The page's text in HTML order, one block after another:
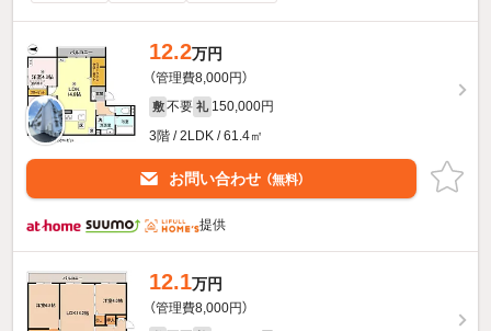
12.2万円
（管理費8,000円）
敷 不要 礼 150,000円
3階 / 2LDK / 61.4㎡
お問い合わせ （無料）
提供
12.1万円
（管理費8,000円）